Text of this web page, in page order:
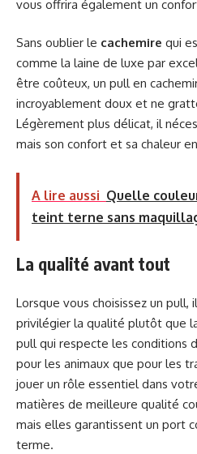
vous offrira également un
Sans oublier le cachemire qui
comme la laine de luxe par
être coûteux, un pull en
incroyablement doux et ne
Légèrement plus délicat, il
mais son confort et sa chaleur
A lire aussi Quelle
teint terne sans
La qualité avant tout
Lorsque vous choisissez un pull,
privilégier la qualité plutôt que
pull qui respecte les conditions
pour les animaux que pour les
jouer un rôle essentiel dans
matières de meilleure qualité
mais elles garantissent un port
terme.